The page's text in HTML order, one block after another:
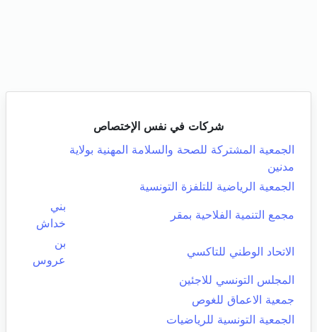
شركات في نفس الإختصاص
الجمعية المشتركة للصحة والسلامة المهنية بولاية
مدنين
الجمعية الرياضية للتلفزة التونسية
مجمع التنمية الفلاحية بمقر
بني
خداش
الاتحاد الوطني للتاكسي
بن
عروس
المجلس التونسي للاجئين
جمعية الاعماق للغوص
الجمعية التونسية للرياضيات